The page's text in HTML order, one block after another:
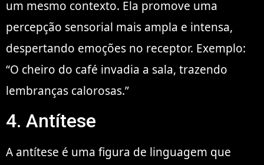
um mesmo contexto. Ela promove uma
percepção sensorial mais ampla e intensa,
despertando emoções no receptor. Exemplo:
“O cheiro do café invadia a sala, trazendo
lembranças calorosas.”
4. Antítese
A antítese é uma figura de linguagem que